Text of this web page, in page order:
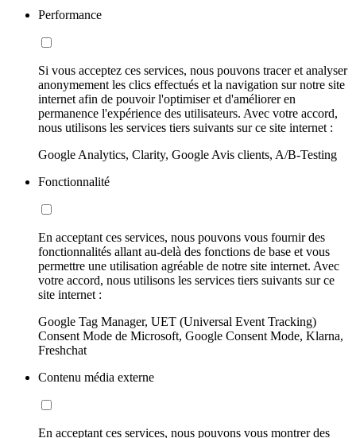
Performance
Si vous acceptez ces services, nous pouvons tracer et analyser
anonymement les clics effectués et la navigation sur notre site
internet afin de pouvoir l'optimiser et d'améliorer en
permanence l'expérience des utilisateurs. Avec votre accord,
nous utilisons les services tiers suivants sur ce site internet :
Google Analytics, Clarity, Google Avis clients, A/B-Testing
Fonctionnalité
En acceptant ces services, nous pouvons vous fournir des
fonctionnalités allant au-delà des fonctions de base et vous
permettre une utilisation agréable de notre site internet. Avec
votre accord, nous utilisons les services tiers suivants sur ce
site internet :
Google Tag Manager, UET (Universal Event Tracking)
Consent Mode de Microsoft, Google Consent Mode, Klarna,
Freshchat
Contenu média externe
En acceptant ces services, nous pouvons vous montrer des